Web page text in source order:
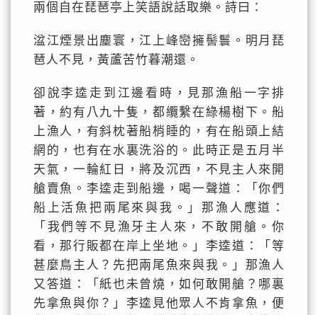
兩個自在琵琶亭上笑語說話取樂。詩曰：
湓江煙景出塵寰，江上峰巒擁髻鬟。明月琵
琶人不見，黃蘆苦竹暮潮還。
卻說李逵走到江邊看時，見那漁船一字排
著，約有八九十隻，都纜繫在綠楊樹下。船
上漁人，有斜枕著船梢睡的，有在船頭上結
網的，也有在水裏洗浴的。此時正是五月半
天氣，一輪紅日，將及沉西，不見主人來開
艙賣魚。李逵走到船邊，喝一聲道：「你們
船上活魚把兩尾來與我。」那漁人應道：
「我們等不見漁牙主人來，不敢開艙。你
看，那行販都在岸上坐地。」李逵道：「等
甚麼鳥主人？先把兩尾魚來與我。」那漁人
又答道：「紙也未曾燒，如何敢開艙？哪裏
先拿魚與你？」李逵見他眾人不肯拿魚，便